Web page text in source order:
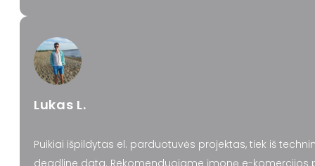
Lukas L.
Puikiai išpildytas el. parduotuvės projektas, tiek iš